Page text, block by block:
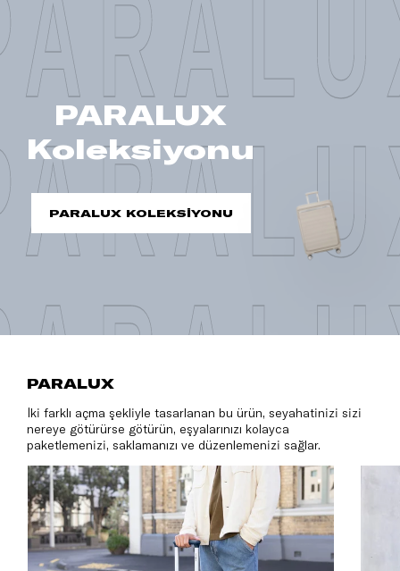
PARALUX
Koleksiyonu
PARALUX KOLEKSİYONU
PARALUX
İki farklı açma şekliyle tasarlanan bu ürün, seyahatinizi sizi
nereye götürürse götürün, eşyalarınızı kolayca
paketlemenizi, saklamanızı ve düzenlemenizi sağlar.